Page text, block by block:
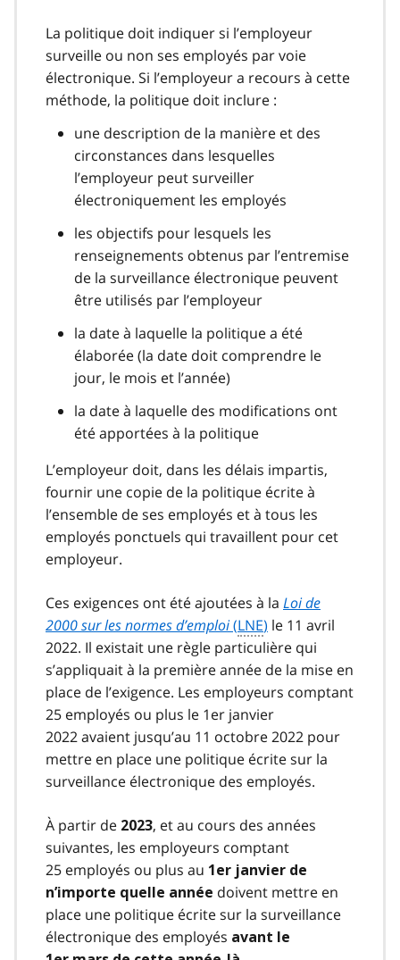
La politique doit indiquer si l’employeur
surveille ou non ses employés par voie
électronique. Si l’employeur a recours à cette
méthode, la politique doit inclure :
une description de la manière et des
circonstances dans lesquelles
l’employeur peut surveiller
électroniquement les employés
les objectifs pour lesquels les
renseignements obtenus par l’entremise
de la surveillance électronique peuvent
être utilisés par l’employeur
la date à laquelle la politique a été
élaborée (la date doit comprendre le
jour, le mois et l’année)
la date à laquelle des modifications ont
été apportées à la politique
L’employeur doit, dans les délais impartis,
fournir une copie de la politique écrite à
l’ensemble de ses employés et à tous les
employés ponctuels qui travaillent pour cet
employeur.
Ces exigences ont été ajoutées à la Loi de
2000 sur les normes d’emploi(LNE) le 11 avril
2022. Il existait une règle particulière qui
s’appliquait à la première année de la mise en
place de l’exigence. Les employeurs comptant
25 employés ou plus le 1er janvier
2022 avaient jusqu’au 11 octobre 2022 pour
mettre en place une politique écrite sur la
surveillance électronique des employés.
À partir de 2023, et au cours des années
suivantes, les employeurs comptant
25 employés ou plus au 1er janvier de
n’importe quelle année doivent mettre en
place une politique écrite sur la surveillance
électronique des employés avant le